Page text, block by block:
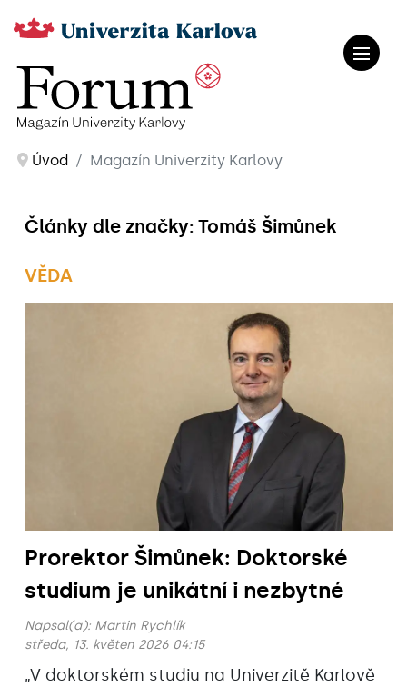
Úvod Magazín Univerzity Karlovy
Články dle značky: Tomáš Šimůnek
VĚDA
Prorektor Šimůnek: Doktorské
studium je unikátní i nezbytné
Napsal(a): Martin Rychlík
středa, 13. květen 2026 04:15
„V doktorském studiu na Univerzitě Karlově